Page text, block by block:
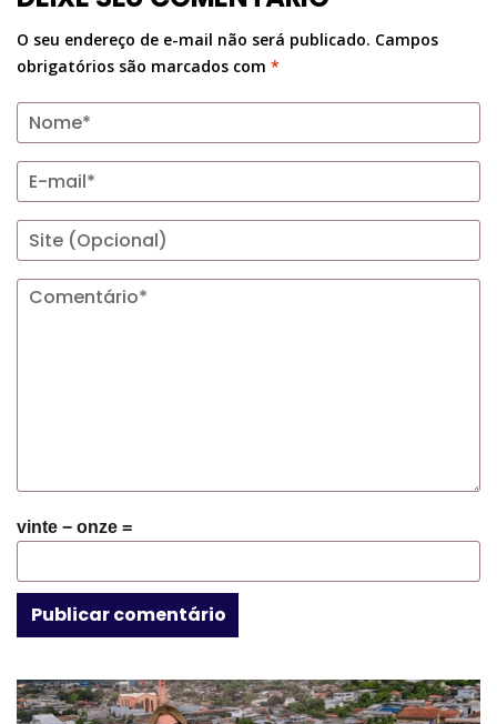
O seu endereço de e-mail não será publicado. Campos
obrigatórios são marcados com *
vinte − onze =